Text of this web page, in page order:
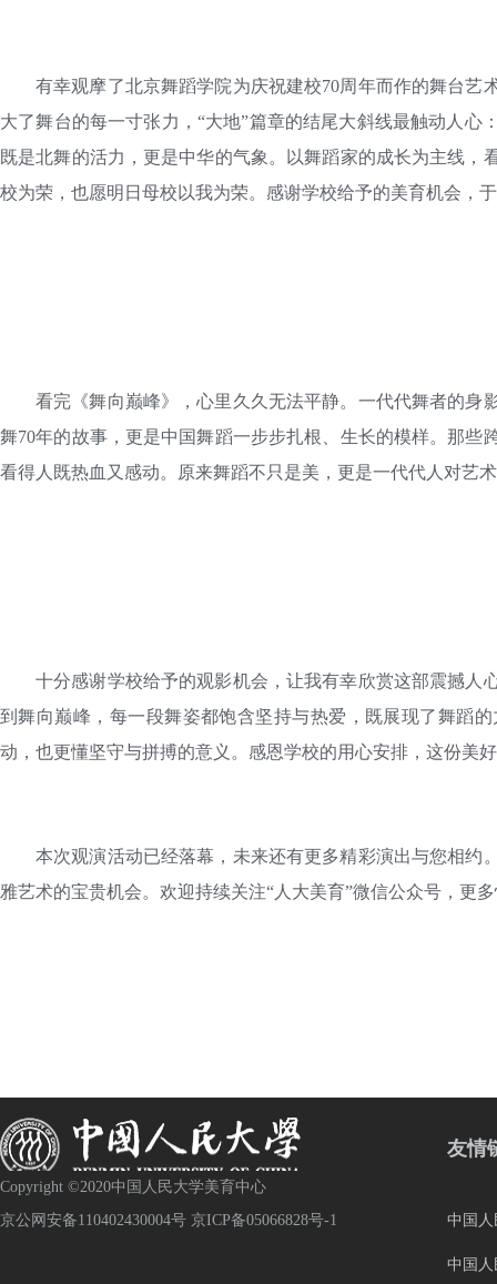
有幸观摩了北京舞蹈学院为庆祝建校70周年而作的舞台
大了舞台的每一寸张力，“大地”篇章的结尾大斜线最触动人
既是北舞的活力，更是中华的气象。以舞蹈家的成长为主线
校为荣，也愿明日母校以我为荣。感谢学校给予的美育机会，
看完《舞向巅峰》，心里久久无法平静。一代代舞者的身
舞70年的故事，更是中国舞蹈一步步扎根、生长的模样。那
看得人既热血又感动。原来舞蹈不只是美，更是一代代人对艺
十分感谢学校给予的观影机会，让我有幸欣赏这部震撼人
到舞向巅峰，每一段舞姿都饱含坚持与热爱，既展现了舞蹈
动，也更懂坚守与拼搏的意义。感恩学校的用心安排，这份美
本次观演活动已经落幕，未来还有更多精彩演出与您相约
雅艺术的宝贵机会。欢迎持续关注“人大美育”微信公众号，更
Copyright ©2020中国人民大学美育中心
京公网安备110402430004号 京ICP备05066828号-1
友情
中国
中国